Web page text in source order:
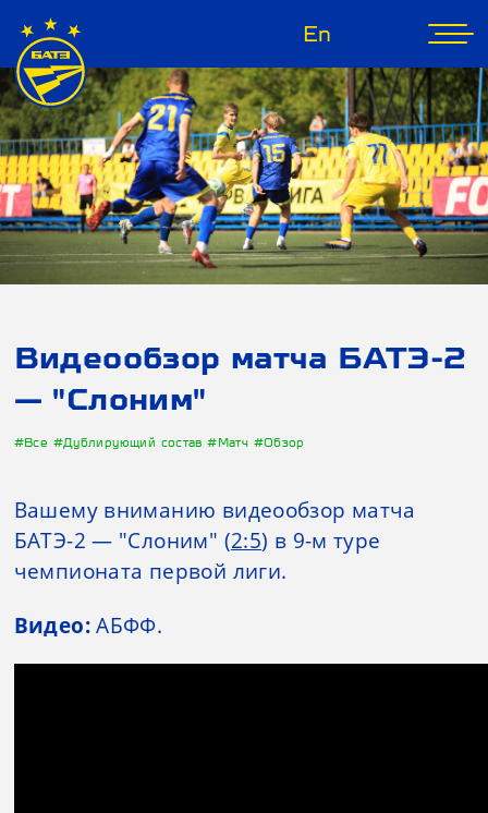
En
Видеообзор матча БАТЭ-2
— "Слоним"
#Все #Дублирующий состав#Матч #Обзор
Вашему вниманию видеообзор матча
БАТЭ-2 — "Слоним" (2:5) в 9-м туре
чемпионата первой лиги.
Видео:АБФФ.